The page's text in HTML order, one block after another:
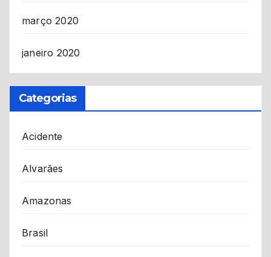
março 2020
janeiro 2020
Categorias
Acidente
Alvarães
Amazonas
Brasil